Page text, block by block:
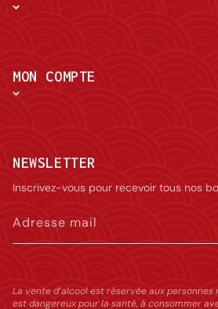
MON COMPTE
NEWSLETTER
Inscrivez-vous pour recevoir tous nos
Adresse mail
La vente d’alcool est réservée aux personnes
est dangereux pour la santé, à consommer